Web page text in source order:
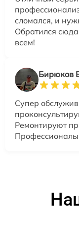
сломался, и
Обратился
всем!
Бирюков
Супер
Ремонтируют